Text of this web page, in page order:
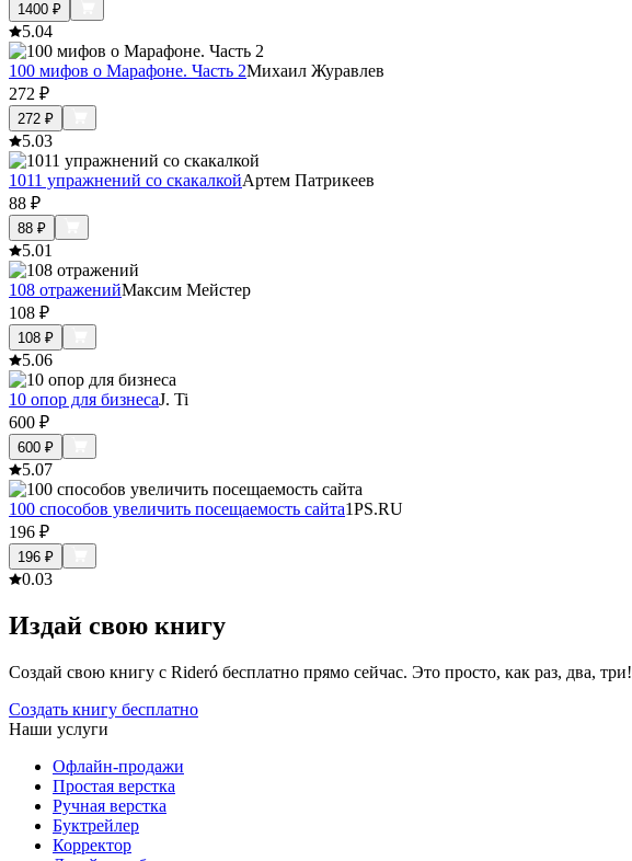
1400 ₽
5.04
100 мифов о Марафоне. Часть 2Михаил Журавлев
272 ₽
272 ₽
5.03
1011 упражнений со скакалкойАртем Патрикеев
88 ₽
88 ₽
5.01
108 отраженийМаксим Мейстер
108 ₽
108 ₽
5.06
10 опор для бизнесаJ. Ti
600 ₽
600 ₽
5.07
100 способов увеличить посещаемость сайта1PS.RU
196 ₽
196 ₽
0.03
Издай свою книгу
Создай свою книгу с Rideró бесплатно прямо сейчас. Это просто, как раз, два, три!
Создать книгу бесплатно
Наши услуги
Офлайн-продажи
Простая верстка
Ручная верстка
Буктрейлер
Корректор